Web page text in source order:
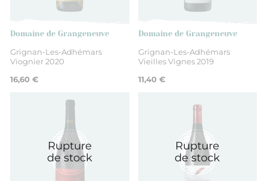
Domaine de Grangeneuve
Grignan-Les-Adhémars
Viognier 2020
16,60 €
Domaine de Grangeneuve
Grignan-Les-Adhémars
Vieilles Vignes 2019
11,40 €
Rupture
de stock
Rupture
de stock